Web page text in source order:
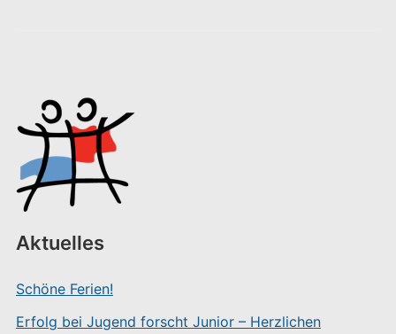
Aktuelles
Schöne Ferien!
Erfolg bei Jugend forscht Junior – Herzlichen